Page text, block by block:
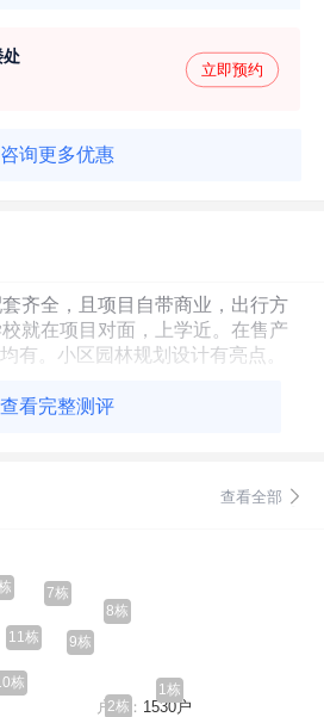
处
立即预约
咨询更多优惠
齐全，且项目自带商业，出行方
就在项目对面，上学近。在售产
有。小区园林规划设计有亮点。
查看完整测评
查看全部
1栋
2栋
7栋
8栋
9栋
栋
11栋
户数： 1530户